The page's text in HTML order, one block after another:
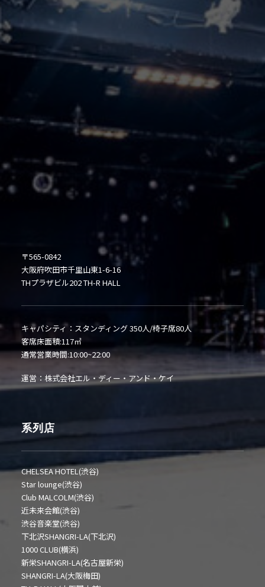
〒565-0842
大阪府吹田市千里山東1-6-16
THプラザビル202 TH-R HALL
キャパシティ：スタンディング 350人/椅子席80人
客席床面積:117㎡
通常営業時間:10:00~22:00
運営：株式会社エル・ディー・アンド・ケイ
系列店
CHELSEA HOTEL(渋谷)
Star lounge(渋谷)
Club MALCOLM(渋谷)
近未来会館(渋谷)
渋谷音楽堂(渋谷)
下北沢SHANGRI-LA(下北沢)
1000 CLUB(横浜)
新栄SHANGRI-LA(名古屋新栄)
SHANGRI-LA(大阪梅田)